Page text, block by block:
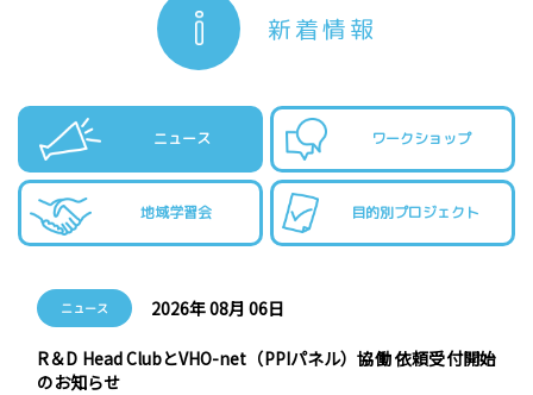
新着情報
ニュース ワークショップ
地域学習会 目的別プロジェクト
ニュース 2026年 08月 06日
R＆D Head ClubとVHO-net（PPIパネル）協働 依頼受付開始
のお知らせ